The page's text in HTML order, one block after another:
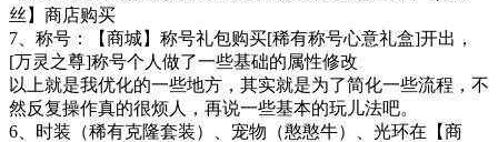
丝】商店购买
7、称号：【商城】称号礼包购买[稀有称号心意礼盒]开出，
[万灵之尊]称号个人做了一些基础的属性修改
以上就是我优化的一些地方，其实就是为了简化一些流程，不
然反复操作真的很烦人，再说一些基本的玩儿法吧。
6、时装（稀有克隆套装）、宠物（憨憨牛）、光环在【商